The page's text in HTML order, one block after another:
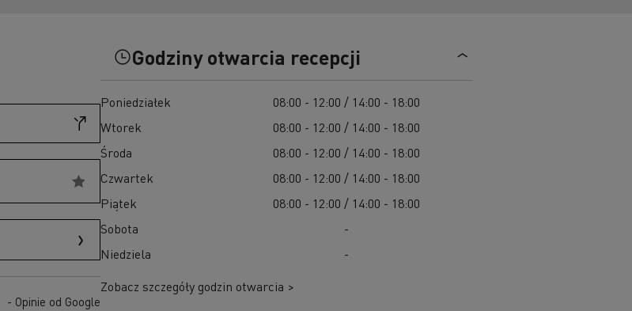
Pojazdy dla jednostek samorządu terytorialnego
Pojazdy ratowniczo-gaśnicze
W 100% elektryczny pojazd komunalny
Zbiórka odpadów
Roboty drogowe
Poznaj elektryczne pojazdy dostawcze
Czy elektromobilność jest droga?
Jakie są zalety elektrycznych ciężarówek?
Niezawodność elektrycznych pojazdów
Jaki jest wpływ akumulatorów na środowisko?
Jazda elektrycznymi ciężarówkami
Paryżu
Grupa Delanchy korzysta z elektrycznych
ciężarówek
Marka Feldschlösschen od 2013 roku
wykorzystuje elektryczne pojazdy
- Opinie od Google
Godziny otwarcia recepcji
Poniedziałek
08:00 - 12:00 / 14:00 - 18:00
Wtorek
08:00 - 12:00 / 14:00 - 18:00
Środa
08:00 - 12:00 / 14:00 - 18:00
Czwartek
08:00 - 12:00 / 14:00 - 18:00
Piątek
08:00 - 12:00 / 14:00 - 18:00
Sobota
-
Niedziela
-
Zobacz szczegóły godzin otwarcia >